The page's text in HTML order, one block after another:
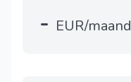
- EUR/maand